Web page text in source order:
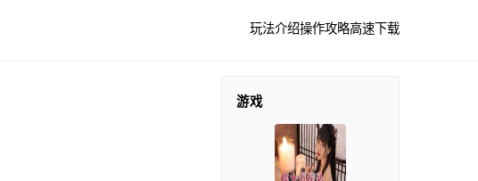
玩法介绍操作攻略高速下载
游戏